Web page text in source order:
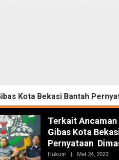
Kota Bekasi Bantah
Terkait
Gibas Kota
Pernyataan
Hukum Mei 24, 2022Oleh